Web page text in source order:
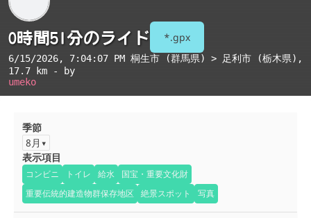
0時間51分のライド *.gpx
6/15/2026, 7:04:07 PM 桐生市 (群馬県) > 足利市 (栃木県) ,
17.7 km - by
umeko
季節
8月
表示項目
コンビニ トイレ 給水
国宝・重要文化財
重要伝統的建造物群保存地区
絶景スポット 写真